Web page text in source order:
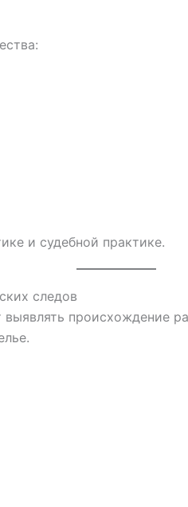
и судебной практике.
следов
происхождение